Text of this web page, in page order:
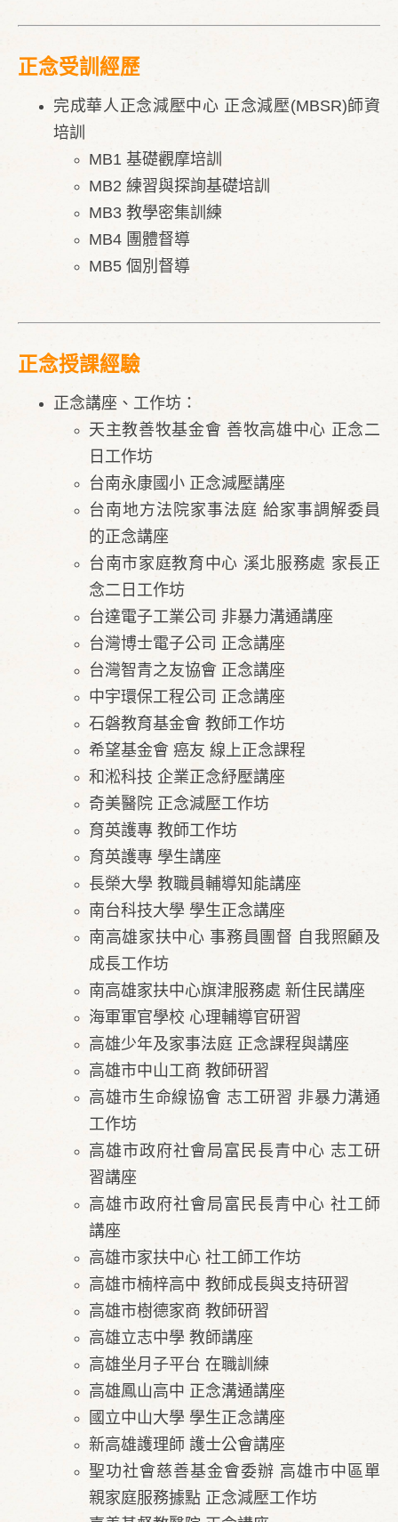
正念受訓經歷
完成華人正念減壓中心 正念減壓(MBSR)師資
培訓
MB1 基礎觀摩培訓
MB2 練習與探詢基礎培訓
MB3 教學密集訓練
MB4 團體督導
MB5 個別督導
正念授課經驗
正念講座、工作坊：
天主教善牧基金會 善牧高雄中心 正念二
日工作坊
台南永康國小 正念減壓講座
台南地方法院家事法庭 給家事調解委員
的正念講座
台南市家庭教育中心 溪北服務處 家長正
念二日工作坊
台達電子工業公司 非暴力溝通講座
台灣博士電子公司 正念講座
台灣智青之友協會 正念講座
中宇環保工程公司 正念講座
石磐教育基金會 教師工作坊
希望基金會 癌友 線上正念課程
和淞科技 企業正念紓壓講座
奇美醫院 正念減壓工作坊
育英護專 教師工作坊
育英護專 學生講座
長榮大學 教職員輔導知能講座
南台科技大學 學生正念講座
南高雄家扶中心 事務員團督 自我照顧及
成長工作坊
南高雄家扶中心旗津服務處 新住民講座
海軍軍官學校 心理輔導官研習
高雄少年及家事法庭 正念課程​與講座
高雄市中山工商 教師研習
高雄市生命線協會 志工研習 非暴力溝通
工作坊​
高雄市政府社會局富民長青中心 志工研
習講座
高雄市政府社會局富民長青中心 社工師
講座
高雄市家扶中心 社工師工作坊
高雄市楠梓高中 教師成長與支持研習
高雄市樹德家商 教師研習
高雄立志中學 教師講座
高雄坐月子平台 在職訓練
高雄鳳山高中 正念溝通講座
國立中山大學 學生正念講座
新高雄護理師 護士公會講座​​
聖功社會慈善基金會委辦 高雄市中區單
親家庭服務據點 正念減壓工作坊